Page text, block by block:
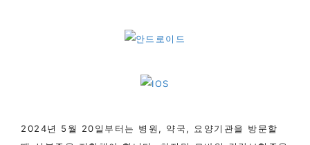
2024년 5월 20일부터는 병원, 약국, 요양기관을 방문할